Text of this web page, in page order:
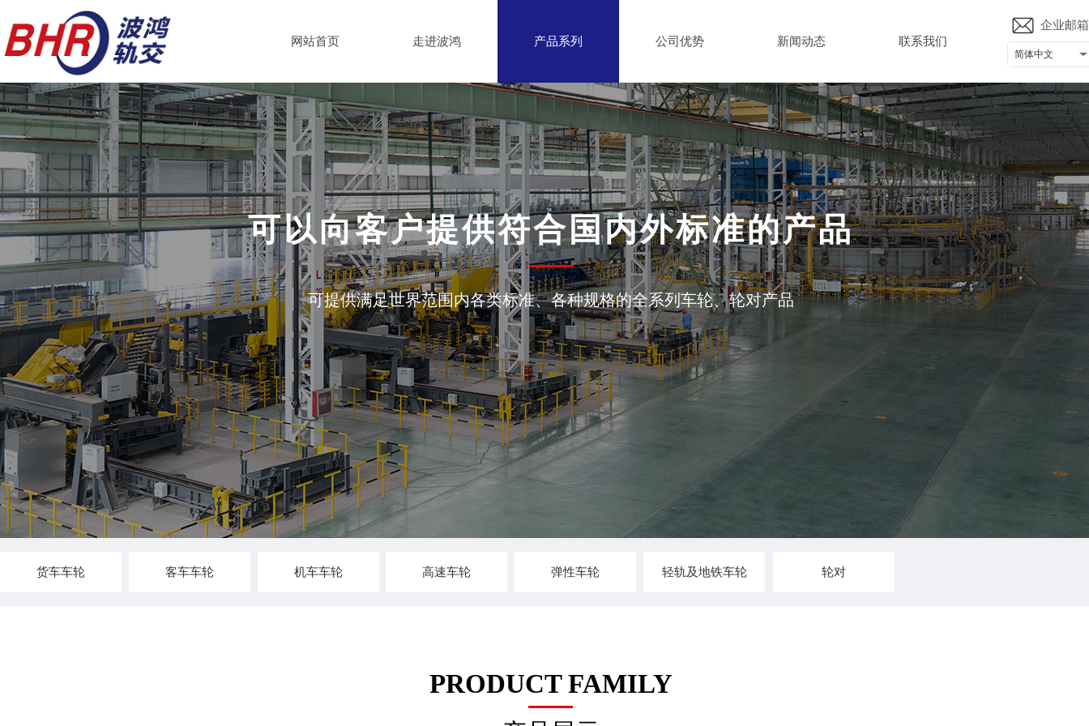
可提供满足世界范围内各类标准、各种规格的全系列车轮、轮对产品
可以向客户提供符合国内外标准的产品
高速车轮 轻轨及地铁车轮
弹性车轮 轮对
客车车轮 机车车轮
货车车轮
PRODUCT FAMILY
简体中文
网站首页 走进波鸿 产品系列 公司优势 新闻动态 联系我们
企业邮箱